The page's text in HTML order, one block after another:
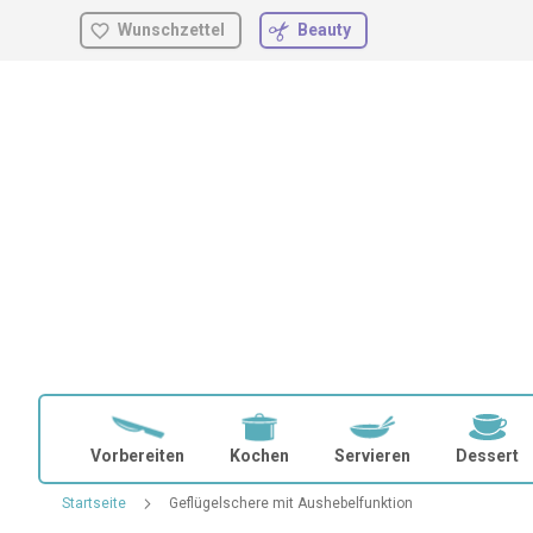
Zum
Wunschzettel Beauty
Vorbereiten Kochen Servieren Dessert
Startseite Geflügelschere mit Aushebelfunktion